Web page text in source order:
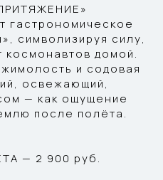
гастрономическое
символизируя силу,
космонавтов домой.
жимолость и содовая
освежающий,
— как ощущение
после полёта.
— 2 900 руб.